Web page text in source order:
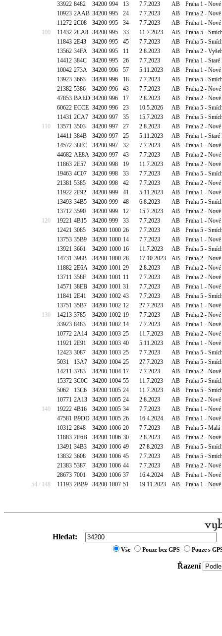
33922 8482 34200 994 13 7.7.2023 AB
Praha 1 -
10923 2AAB 34200 995 24 7.7.2023 AB
Praha 2 -
11272 2C08 34200 995 34 7.7.2023 AB
Praha 1 -
100
11432 2CA8 34200 995 33 11.7.2023 AB
Praha 5 -
11843 2E43 34200 995 45 7.7.2023 AB
Praha 5 -
13562 34FA 34200 995 11 2.8.2023 AB
Praha 2 -
14412 384C 34200 995 26 7.7.2023 AB
Praha 1 -
10042 273A 34200 996 57 5.11.2023 AB
Praha 1 -
13923 3663 34200 996 18 7.7.2023 AB
Praha 5 -
21382 5386 34200 996 43 7.7.2023 AB
Praha 2 -
47853 BAED 34200 996 17 2.8.2023 AB
Praha 2 -
60622 ECCE 34200 996 23 10.5.2026 AB
Praha 5 -
11431 2CA7 34200 997 35 15.7.2023 AB
Praha 5 -
110
13571 3503 34200 997 27 2.8.2023 AB
Praha 2 -
14411 384B 34200 997 25 5.11.2023 AB
Praha 1 -
14572 38EC 34200 997 32 7.7.2023 AB
Praha 1 -
44682 AE8A 34200 997 43 7.7.2023 AB
Praha 2 -
11863 2E57 34200 998 19 11.7.2023 AB
Praha 2 -
19463 4C07 34200 998 33 7.7.2023 AB
Praha 5 -
21381 5385 34200 998 42 7.7.2023 AB
Praha 2 -
11922 2E92 34200 999 41 5.11.2023 AB
Praha 1 -
13493 34B5 34200 999 48 6.8.2023 AB
Praha 5 -
13712 3590 34200 999 12 15.7.2023 AB
Praha 2 -
120
19221 4B15 34200 999 33 7.7.2023 AB
Praha 1 -
12421 3085 34200 1000 26 7.7.2023 AB
Praha 5 -
13753 35B9 34200 1000 14 7.7.2023 AB
Praha 1 -
13921 3661 34200 1000 16 11.7.2023 AB
Praha 5 -
14731 398B 34200 1000 28 17.10.2023 AB
Praha 2 -
11882 2E6A 34200 1001 29 2.8.2023 AB
Praha 2 -
13711 358F 34200 1001 11 7.7.2023 AB
Praha 2 -
14571 38EB 34200 1001 31 7.7.2023 AB
Praha 1 -
11841 2E41 34200 1002 43 7.7.2023 AB
Praha 5 -
13751 35B7 34200 1002 12 27.7.2023 AB
Praha 1 -
130
14213 3785 34200 1002 19 7.7.2023 AB
Praha 2 -
33923 8483 34200 1002 14 7.7.2023 AB
Praha 1 -
10772 2A14 34200 1003 25 11.7.2023 AB
Praha 2 -
11921 2E91 34200 1003 40 5.11.2023 AB
Praha 1 -
12423 3087 34200 1003 25 7.7.2023 AB
Praha 5 -
5031
13A7 34200 1004 25 27.7.2023 AB
Praha 5 -
14211 3783 34200 1004 17 7.7.2023 AB
Praha 2 -
15372 3C0C 34200 1004 55 11.7.2023 AB
Praha 5 -
5062
13C6 34200 1005 24 11.7.2023 AB
Praha 5 -
10771 2A13 34200 1005 24 2.8.2023 AB
Praha 2 -
140
19222 4B16 34200 1005 34 7.7.2023 AB
Praha 1 -
47581 B9DD 34200 1005 26 16.4.2024 AB
Praha 1 -
10312 2848 34200 1006 20 7.7.2023 AB
Praha 5 - Malá
11883 2E6B 34200 1006 30 2.8.2023 AB
Praha 2 -
13491 34B3 34200 1006 49 27.8.2023 AB
Praha 5 -
13832 3608 34200 1006 45 7.7.2023 AB
Praha 5 -
21383 5387 34200 1006 44 7.7.2023 AB
Praha 2 -
28673 7001 34200 1006 37 16.4.2024 AB
Praha 1 -
54 / 148
11193 2BB9 34200 1007 51 19.11.2023 AB Praha 1 -
Hledat:
Vše Pouze bez GPS Pouze s
Řazení